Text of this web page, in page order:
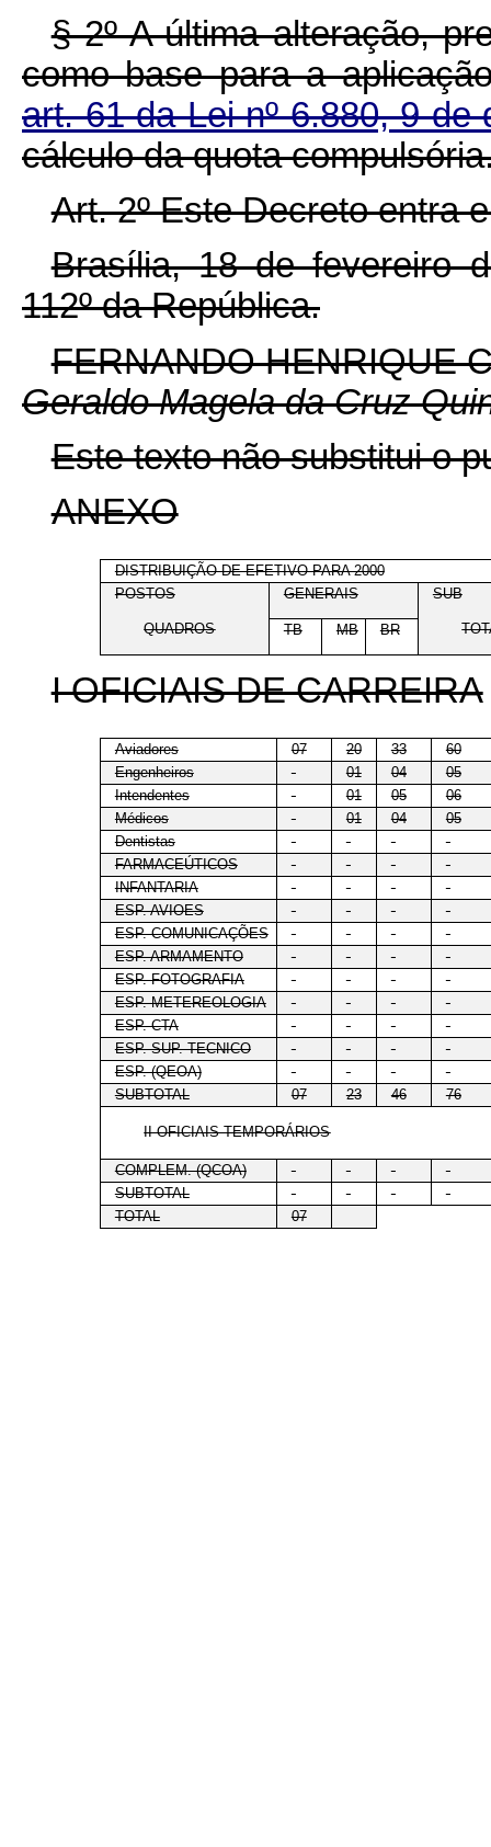
§ 2º A última alteração,
como base para a
art. 61 da Lei nº 6.880, 9
cálculo da quota
Art. 2º Este Decreto entra
Brasília, 18 de fevereiro
112º da República.
FERNANDO HENRIQUE
Geraldo Magela da Cruz
Este texto não substitui o
ANEXO
DISTRIBUIÇÃO DE EFETIVO PARA 2000
POSTOS
QUADROS
GENERAIS SUB
TB MB BR
I OFICIAIS DE CARREIRA
Aviadores 07 20 33
60
Engenheiros
- 01 04
05
Intendentes
- 01 05
06
Médicos
- 01 04
05
Dentistas
- - -
-
FARMACEÚTICOS
- - -
-
INFANTARIA
- - -
-
ESP. AVIOES
- - -
-
ESP. COMUNICAÇÕES
- - -
-
ESP. ARMAMENTO
- - -
-
ESP. FOTOGRAFIA
- - -
-
ESP. METEREOLOGIA
- - -
-
ESP. CTA
- - -
-
ESP. SUP. TECNICO
- - -
-
ESP. (QEOA)
- - -
-
SUBTOTAL
07 23 46 76
II OFICIAIS TEMPORÁRIOS
COMPLEM. (QCOA) - - -
-
SUBTOTAL
- - -
-
TOTAL
07